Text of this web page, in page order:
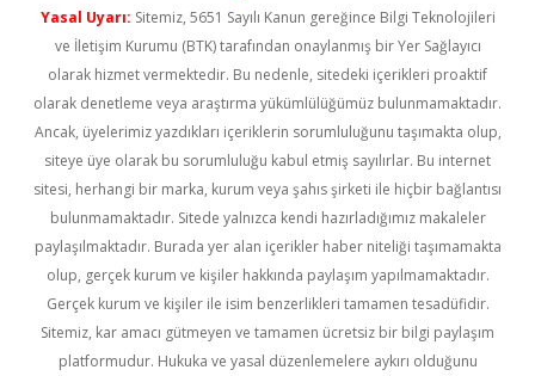
Yasal Uyarı: Sitemiz, 5651 Sayılı Kanun gereğince Bilgi Teknolojileri
ve İletişim Kurumu (BTK) tarafından onaylanmış bir Yer Sağlayıcı
olarak hizmet vermektedir. Bu nedenle, sitedeki içerikleri proaktif
olarak denetleme veya araştırma yükümlülüğümüz bulunmamaktadır.
Ancak, üyelerimiz yazdıkları içeriklerin sorumluluğunu taşımakta olup,
siteye üye olarak bu sorumluluğu kabul etmiş sayılırlar. Bu internet
sitesi, herhangi bir marka, kurum veya şahıs şirketi ile hiçbir bağlantısı
bulunmamaktadır. Sitede yalnızca kendi hazırladığımız makaleler
paylaşılmaktadır. Burada yer alan içerikler haber niteliği taşımamakta
olup, gerçek kurum ve kişiler hakkında paylaşım yapılmamaktadır.
Gerçek kurum ve kişiler ile isim benzerlikleri tamamen tesadüfidir.
Sitemiz, kar amacı gütmeyen ve tamamen ücretsiz bir bilgi paylaşım
platformudur. Hukuka ve yasal düzenlemelere aykırı olduğunu